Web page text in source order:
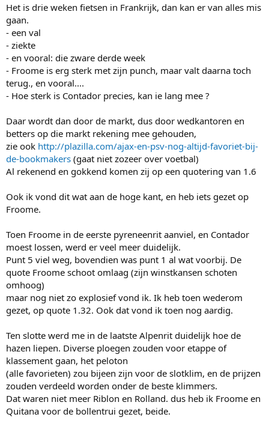
Het is drie weken fietsen in Frankrijk, dan kan er van alles mis
gaan.
- een val
- ziekte
- en vooral: die zware derde week
- Froome is erg sterk met zijn punch, maar valt daarna toch
terug., en vooral....
- Hoe sterk is Contador precies, kan ie lang mee ?
Daar wordt dan door de markt, dus door wedkantoren en
betters op die markt rekening mee gehouden,
zie ook http://plazilla.com/ajax-en-psv-nog-altijd-favoriet-bij-
de-bookmakers (gaat niet zozeer over voetbal)
Al rekenend en gokkend komen zij op een quotering van 1.6
Ook ik vond dit wat aan de hoge kant, en heb iets gezet op
Froome.
Toen Froome in de eerste pyreneenrit aanviel, en Contador
moest lossen, werd er veel meer duidelijk.
Punt 5 viel weg, bovendien was punt 1 al wat voorbij. De
quote Froome schoot omlaag (zijn winstkansen schoten
omhoog)
maar nog niet zo explosief vond ik. Ik heb toen wederom
gezet, op quote 1.32. Ook dat vond ik toen nog aardig.
Ten slotte werd me in de laatste Alpenrit duidelijk hoe de
hazen liepen. Diverse ploegen zouden voor etappe of
klassement gaan, het peloton
(alle favorieten) zou bijeen zijn voor de slotklim, en de prijzen
zouden verdeeld worden onder de beste klimmers.
Dat waren niet meer Riblon en Rolland. dus heb ik Froome en
Quitana voor de bollentrui gezet, beide.